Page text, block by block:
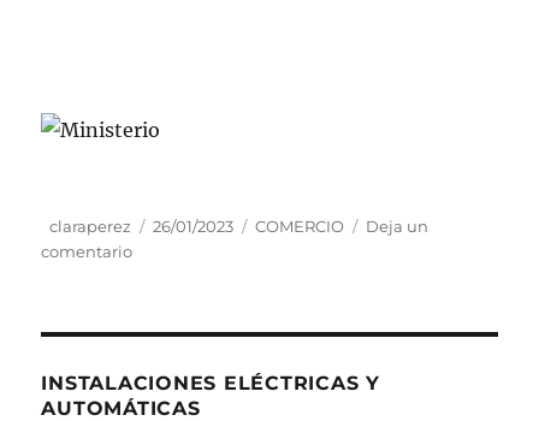
Autor
claraperez
Publicado
26/01/2023 Categorías
COMERCIO
Deja un
comentario
INSTALACIONES ELÉCTRICAS Y
AUTOMÁTICAS